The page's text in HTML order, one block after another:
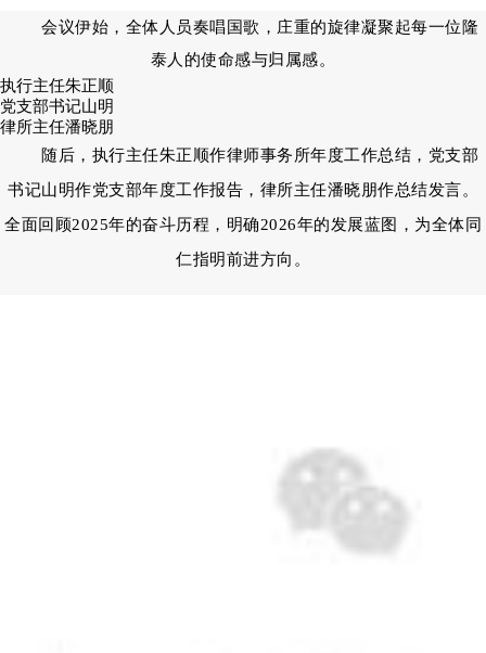
会议伊始，全体人员奏唱国歌，庄重的旋律凝聚起每一位隆
泰人的使命感与归属感。
执行主任朱正顺
党支部书记山明
律所主任潘晓朋
随后，执行主任朱正顺作律师事务所年度工作总结，党支部
书记山明作党支部年度工作报告， 律所主任潘晓朋作总结发言。
全面回顾2025年的奋斗历程，明确2026年的发展蓝图，为全体同
仁指明前进方向。